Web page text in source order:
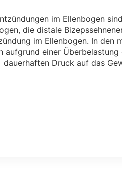
im Ellenbogen
die distale
im Ellenbogen. In den
aufgrund einer Überbelastung
dauerhaften Druck auf das